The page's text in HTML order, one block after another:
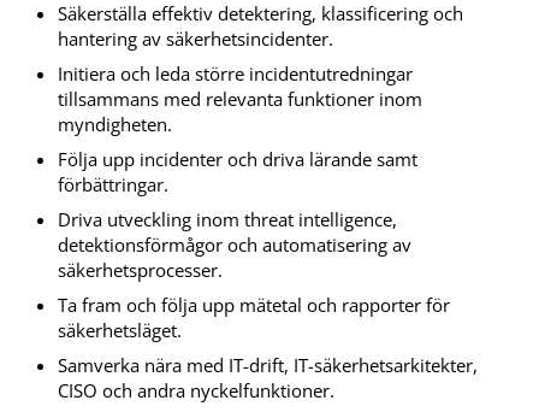
Säkerställa effektiv detektering, klassificering och
hantering av säkerhetsincidenter.
Initiera och leda större incidentutredningar
tillsammans med relevanta funktioner inom
myndigheten.
Följa upp incidenter och driva lärande samt
förbättringar.
Driva utveckling inom threat intelligence,
detektionsförmågor och automatisering av
säkerhetsprocesser.
Ta fram och följa upp mätetal och rapporter för
säkerhetsläget.
Samverka nära med IT-drift, IT-säkerhetsarkitekter,
CISO och andra nyckelfunktioner.